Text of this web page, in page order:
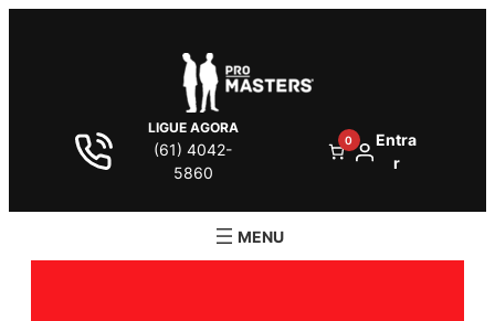
LIGUE AGORA
(61) 4042-
5860
0
Entra
r